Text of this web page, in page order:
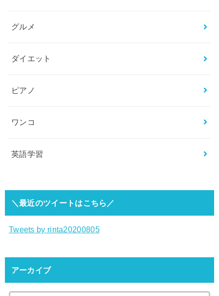
グルメ
ダイエット
ピアノ
ワンコ
英語学習
＼最近のツイートはこちら／
Tweets by rinta20200805
アーカイブ